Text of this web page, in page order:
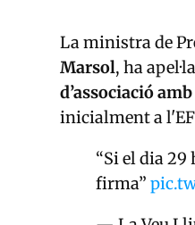
La ministra de
Marsol, ha
d’associació
inicialment a
“Si el dia 29
firma”